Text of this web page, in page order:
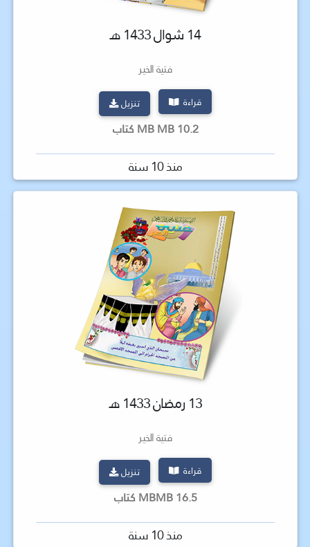
14 شوال 1433 هـ
فتية الخير
قراءة تنزيل
10.2 MB MB كتاب
منذ 10 سنة
13 رمضان 1433 هـ
فتية الخير
قراءة تنزيل
16.5 MBMB كتاب
منذ 10 سنة